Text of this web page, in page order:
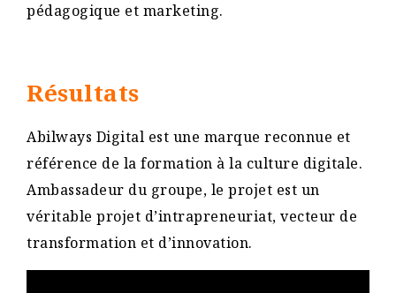
pédagogique et marketing.
Résultats
Abilways Digital est une marque reconnue et
référence de la formation à la culture digitale.
Ambassadeur du groupe, le projet est un
véritable projet d’intrapreneuriat, vecteur de
transformation et d’innovation.